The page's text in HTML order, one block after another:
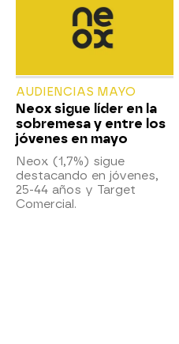
AUDIENCIAS MAYO
Neox sigue líder en la
sobremesa y entre los
jóvenes en mayo
Neox (1,7%) sigue
destacando en jóvenes,
25-44 años y Target
Comercial.